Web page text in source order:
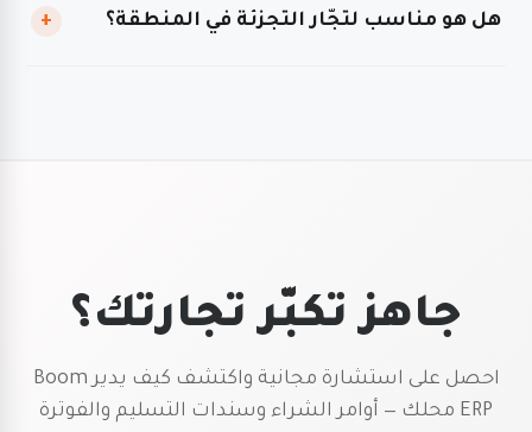
هل هو مناسب لتجّار التجزئة في المنطقة؟ +
جاهز تكبّر تجارتك؟
احصل على استشارة مجانية واكتشف كيف يدير Boom
ERP محلك — أوامر الشراء وسندات التسليم والفوترة